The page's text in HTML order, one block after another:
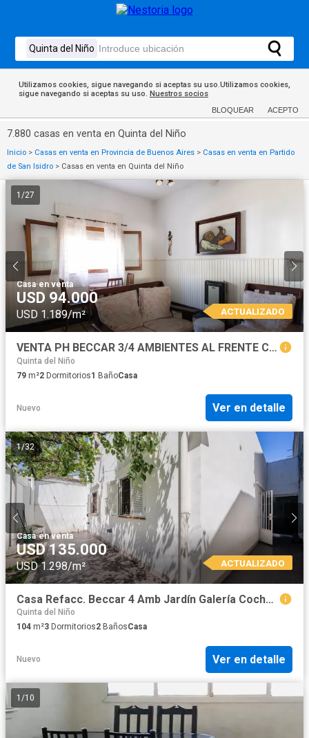
Utilizamos cookies, sigue navegando si aceptas su uso.Utilizamos cookies,
sigue navegando si aceptas su uso. Nuestros socios
BLOQUEAR ACEPTO
7.880 casas en venta en Quinta del Niño
Inicio > Casas en venta en Provincia de Buenos Aires > Casas en venta en Partido
de San Isidro > Casas en venta en Quinta del Niño
1 /27
Casa·en venta
USD 94.000
USD 1.189/m² ACTUALIZADO
VENTA PH BECCAR 3/4 AMBIENTES AL FRENTE CON PATIO Y TERRAZA
Quinta del Niño
79 m²2 Dormitorios1 BañoCasa
Nuevo Ver en detalle
1/32
Casa·en venta
USD 135.000
USD 1.298/m² ACTUALIZADO
Casa Refacc. Beccar 4 Amb Jardín Galería Cochera.
Quinta del Niño
104 m²3 Dormitorios2 BañosCasa
Nuevo Ver en detalle
1 /10